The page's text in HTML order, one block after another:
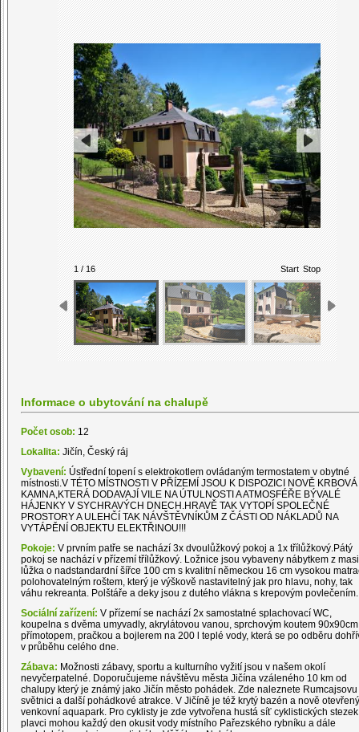
1 / 16 Start Stop
Informace o ubytování na chalupě
Počet osob: 12
Lokalita: Jičín, Český ráj
Vybavení: Ústřední topení s elektrokotlem ovládaným termostatem v obytné
místnosti.V TÉTO MÍSTNOSTI V PŘÍZEMÍ JSOU K DISPOZICI NOVĚ KRBOVÁ
KAMNA,KTERÁ DODAVAJÍ VILE NA ÚTULNOSTI A ATMOSFÉŘE BÝVALÉ
HÁJENKY V SYCHRAVÝCH DNECH.HRAVĚ TAK VYTOPÍ SPOLEČNÉ
PROSTORY A ULEHČÍ TAK NÁVŠTĚVNÍKŮM Z ČÁSTI OD NÁKLADŮ NA
VYTÁPĚNÍ OBJEKTU ELEKTŘINOU!!!
Pokoje: V prvním patře se nachází 3x dvoulůžkový pokoj a 1x třílůžkový.Pátý
pokoj se nachází v přízemí třílůžkový. Ložnice jsou vybaveny nábytkem z
lůžka o nadstandardní šířce 100 cm s kvalitní německou 16 cm vysokou
polohovatelným roštem, který je výškově nastavitelný jak pro hlavu, nohy, tak
váhu rekreanta. Polštáře a deky jsou z dutého vlákna s krepovým povlečením.
Sociální zařízení: V přízemí se nachází 2x samostatné splachovací WC,
koupelna s dvěma umyvadly, akrylátovou vanou, sprchovým koutem
přímotopem, pračkou a bojlerem na 200 l teplé vody, která se po odběru
v průběhu celého dne.
Zábava: Možnosti zábavy, sportu a kulturního vyžití jsou v našem okolí
nevyčerpatelné. Doporučujeme návštěvu města Jičína vzáleného 10 km od
chalupy který je známý jako Jičín město pohádek. Zde naleznete Rumcajsovu
světnici a další pohádkové atrakce. V Jičíně je též krytý bazén a nově otevřený
venkovní aquapark. Pro cyklisty je zde vytvořena hustá síť cyklistických
plavci mohou každý den okusit vody místního Pařezského rybníku a dále